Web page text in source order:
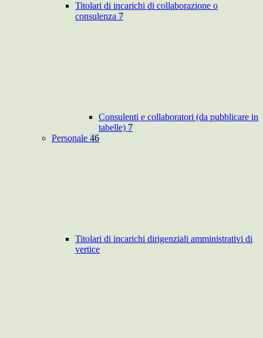
Titolari di incarichi di collaborazione o
consulenza 7
Consulenti e collaboratori (da pubblicare in
tabelle) 7
Personale 46
Titolari di incarichi dirigenziali amministrativi di
vertice